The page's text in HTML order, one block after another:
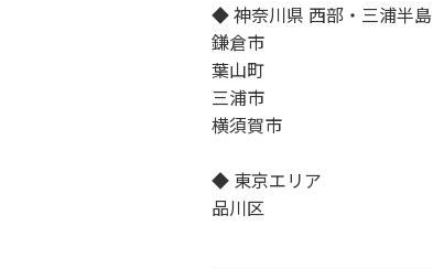
◆ 神奈川県 西部・三浦半島
鎌倉市
葉山町
三浦市
横須賀市
◆ 東京エリア
品川区